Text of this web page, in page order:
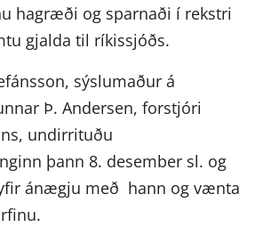
hagræði og sparnaði í rekstri
gjalda til ríkissjóðs.
sýslumaður á
Þ. Andersen, forstjóri
undirrituðu
þann 8. desember sl. og
ánægju með hann og vænta